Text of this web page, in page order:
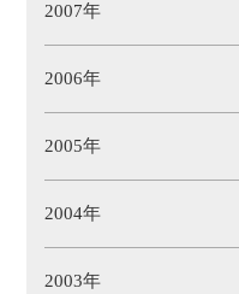
2007年
2006年
2005年
2004年
2003年